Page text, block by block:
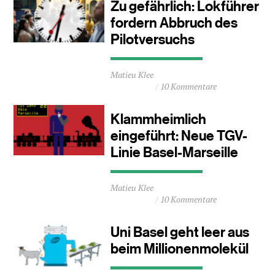
Zu gefährlich: Lokführer
fordern Abbruch des
Pilotversuchs
Durchschnittliche
Lesezeit
Minuten
Matieu Klee
10 Kommentare
Klammheimlich
eingeführt: Neue TGV-
Linie Basel-Marseille
Durchschnittliche
Lesezeit
Minuten
Matieu Klee
10 Kommentare
Uni Basel geht leer aus
beim Millionenmolekül